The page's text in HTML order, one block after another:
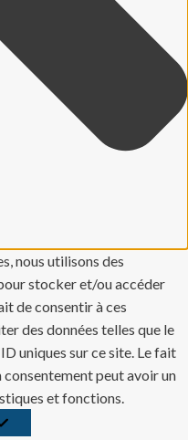
nous utilisons des
stocker et/ou accéder
de consentir à ces
des données telles que le
uniques sur ce site. Le fait
peut avoir un
et fonctions.